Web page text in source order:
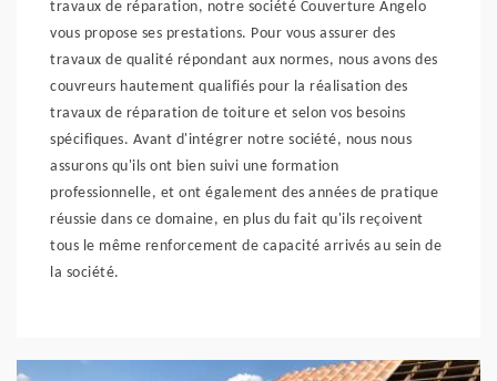
travaux de réparation, notre société Couverture Angelo
vous propose ses prestations. Pour vous assurer des
travaux de qualité répondant aux normes, nous avons des
couvreurs hautement qualifiés pour la réalisation des
travaux de réparation de toiture et selon vos besoins
spécifiques. Avant d'intégrer notre société, nous nous
assurons qu'ils ont bien suivi une formation
professionnelle, et ont également des années de pratique
réussie dans ce domaine, en plus du fait qu'ils reçoivent
tous le même renforcement de capacité arrivés au sein de
la société.